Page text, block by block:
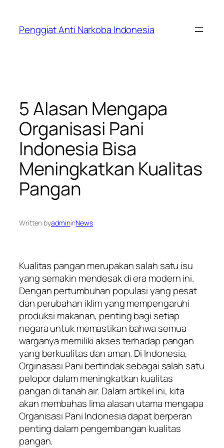
content
Penggiat Anti Narkoba Indonesia
5 Alasan Mengapa
Organisasi Pani
Indonesia Bisa
Meningkatkan Kualitas
Pangan
Written byadmininNews
Kualitas pangan merupakan salah satu isu
yang semakin mendesak di era modern ini.
Dengan pertumbuhan populasi yang pesat
dan perubahan iklim yang mempengaruhi
produksi makanan, penting bagi setiap
negara untuk memastikan bahwa semua
warganya memiliki akses terhadap pangan
yang berkualitas dan aman. Di Indonesia,
Orginasasi Pani bertindak sebagai salah satu
pelopor dalam meningkatkan kualitas
pangan di tanah air. Dalam artikel ini, kita
akan membahas lima alasan utama mengapa
Organisasi Pani Indonesia dapat berperan
penting dalam pengembangan kualitas
pangan.